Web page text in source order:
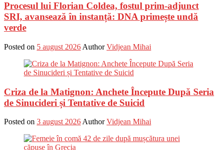
Procesul lui Florian Coldea, fostul prim-adjunct
SRI, avansează în instanță: DNA primește undă
verde
Posted on 5 august 2026 Author Vidjean Mihai
Criza de la Matignon: Anchete Începute După Seria
de Sinucideri și Tentative de Suicid
Posted on 3 august 2026Author Vidjean Mihai